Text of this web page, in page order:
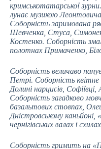
кримськотатарської
лунає музикою
Соборність заримована
Шевченка, Стуса,
Костенко. Соборність
полотнах Примаченко,
Соборність величаво
Петрі. Соборність
Долині нарцисів, Софіївці,
Соборність загадково
базальтових стовпах,
Дністровському каньйоні,
чернігівських валах і
Соборність гримить на